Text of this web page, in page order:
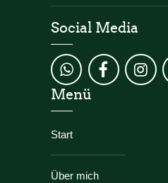
Social Media
Menü
Start
Über mich